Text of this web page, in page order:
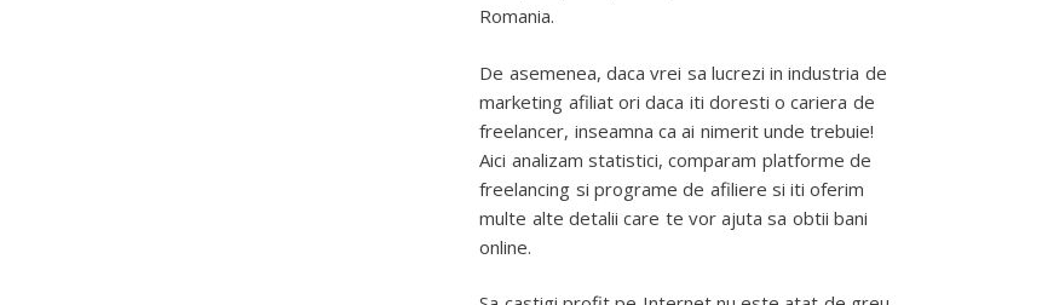
Romania.
De asemenea, daca vrei sa lucrezi in industria de
marketing afiliat ori daca iti doresti o cariera de
freelancer, inseamna ca ai nimerit unde trebuie!
Aici analizam statistici, comparam platforme de
freelancing si programe de afiliere si iti oferim
multe alte detalii care te vor ajuta sa obtii bani
online.